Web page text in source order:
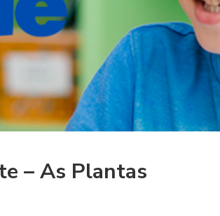
– As Plantas